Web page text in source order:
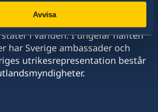
Avvisa
förbindelser med i
i världen. I ungefär hälften
har Sverige ambassader och
utrikesrepresentation består